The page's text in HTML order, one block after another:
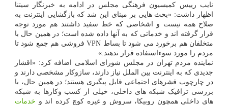
نایب رییس کمیسیون فرهنگی مجلس در ادامه به خبرنگار سیتنا
اظهار داشت: «بحث هایی بر مبنای این شد که بازگشایی اینترنت به
صلاح همه نیست و اشخاصی که خط سفید داشتند هم مورد توجه
قرار گرفته اند و خدماتی که به آنها داده شده است؛ در همین حال با
متخلفان هم برخورد می شود تا بساط VPN فروشی هم جمع شود تا
مردم را مورد سوءاستفاده قرار ندهند.»
نماینده مردم تهران در مجلس شورای اسلامی اضافه کرد: «اقشار
جدیدی که به اینترنت بین الملل نیاز دارند، سازوکار مشخصی دارند و
در چارچوب قشرهای اجتماعی قابل پیگیری هستند؛ در همین حال، با
بررسی ترافیک شبکه های داخلی، خیلی از کسب وکارها به شبکه
های داخلی همچون روبیکا، سروش و غیره کوچ کرده اند و خدمات